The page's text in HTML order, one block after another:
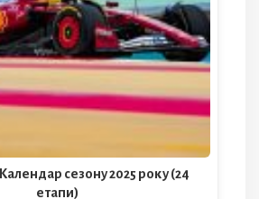
сезону 2025 року (24
етапи)